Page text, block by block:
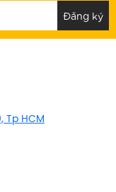
Tp HCM